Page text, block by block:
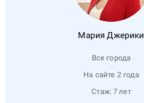
Мария Джерики
Все города
На сайте 2 года
Стаж: 7лет